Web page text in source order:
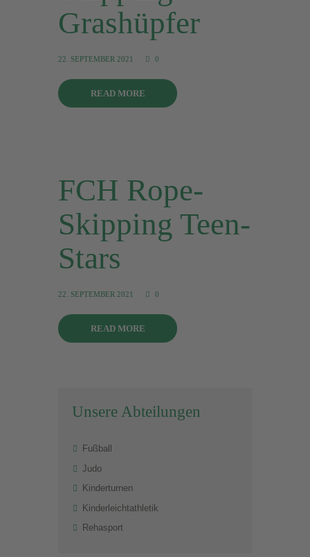
Grashüpfer
22. SEPTEMBER 2021 0
READ MORE
FCH Rope-
Skipping Teen-
Stars
22. SEPTEMBER 2021 0
READ MORE
Unsere Abteilungen
Fußball
Judo
Kinderturnen
Kinderleichtathletik
Rehasport